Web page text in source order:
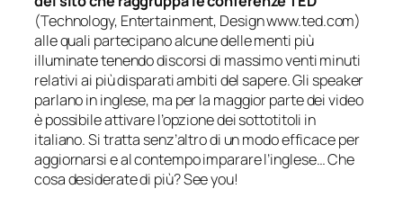
(Technology, Entertainment, Design www.ted.com)
alle quali partecipano alcune delle menti più
illuminate tenendo discorsi di massimo venti minuti
relativi ai più disparati ambiti del sapere. Gli speaker
parlano in inglese, ma per la maggior parte dei video
è possibile attivare l’opzione dei sottotitoli in
italiano. Si tratta senz’altro di un modo efficace per
aggiornarsi e al contempo imparare l’inglese… Che
cosa desiderate di più?See you!